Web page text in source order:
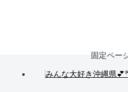
固定ペー
みんな大好き沖縄県